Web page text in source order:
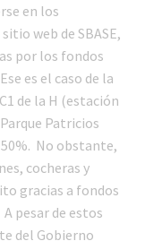
en los
web de SBASE,
por los fondos
es el caso de la
de la H (estación
Patricios
No obstante,
cocheras y
gracias a fondos
pesar de estos
del Gobierno